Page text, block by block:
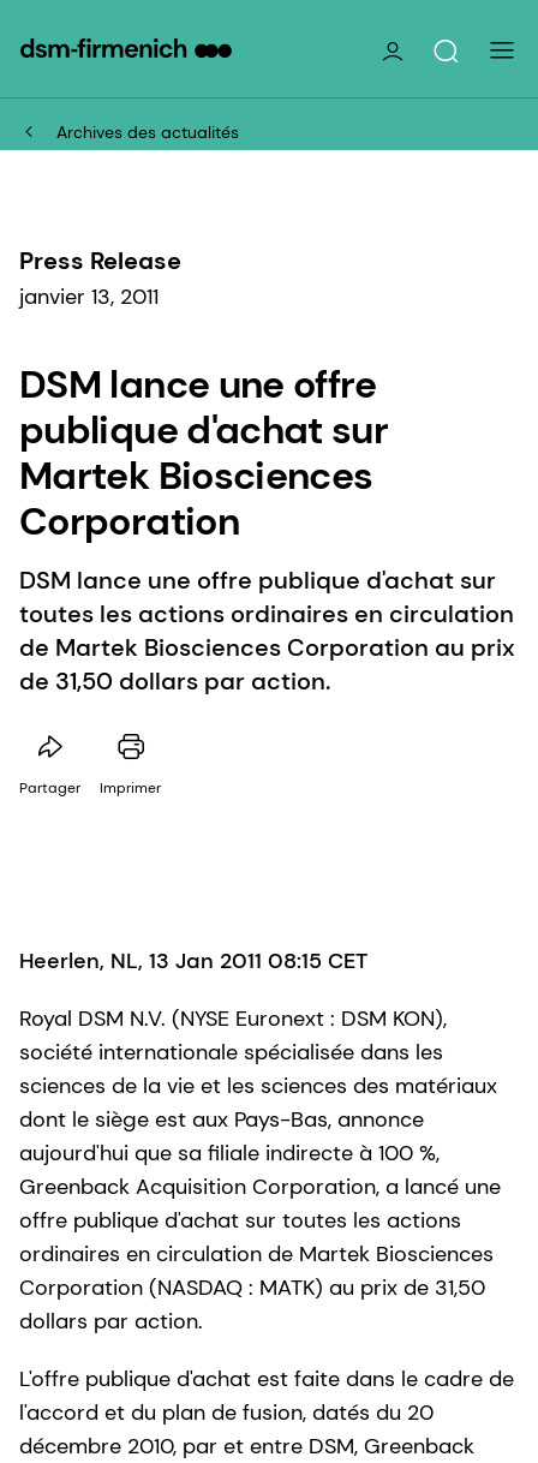
Archives des actualités
Press Release
janvier 13, 2011
DSM lance une offre
publique d'achat sur
Martek Biosciences
Corporation
DSM lance une offre publique d'achat sur
toutes les actions ordinaires en circulation
de Martek Biosciences Corporation au prix
de 31,50 dollars par action.
Partager Imprimer
Heerlen, NL, 13 Jan 2011 08:15 CET
Royal DSM N.V. (NYSE Euronext : DSM KON),
société internationale spécialisée dans les
sciences de la vie et les sciences des matériaux
dont le siège est aux Pays-Bas, annonce
aujourd'hui que sa filiale indirecte à 100 %,
Greenback Acquisition Corporation, a lancé une
offre publique d'achat sur toutes les actions
ordinaires en circulation de Martek Biosciences
Corporation (NASDAQ : MATK) au prix de 31,50
dollars par action.
L'offre publique d'achat est faite dans le cadre de
l'accord et du plan de fusion, datés du 20
décembre 2010, par et entre DSM, Greenback